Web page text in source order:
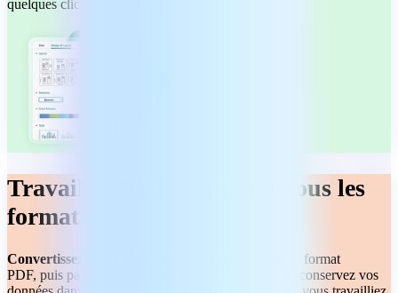
quelques clics seulement.
Travaillez facilement avec tous les
formats
Convertissez des feuilles de calcul
vers et depuis le format
PDF, puis partagez votre travail en toute sécurité ou conservez vos